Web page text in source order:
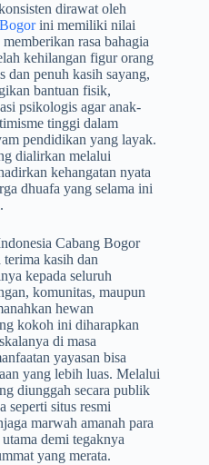
dirawat oleh
ini memiliki nilai
rasa bahagia
kehilangan figur orang
dan penuh kasih sayang,
bantuan fisik,
psikologis agar anak-
tinggi dalam
pendidikan yang layak.
dialirkan melalui
kehangatan nyata
dhuafa yang selama ini
Cabang Bogor
terima kasih dan
kepada seluruh
komunitas, maupun
hewan
kokoh ini diharapkan
di masa
yayasan bisa
yang lebih luas. Melalui
diunggah secara publik
seperti situs resmi
marwah amanah para
demi tegaknya
yang merata.